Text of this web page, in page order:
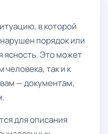
в которой
порядок или
ясность. Это может
человека, так и к
— документам,
для описания